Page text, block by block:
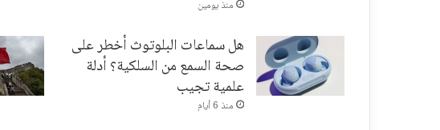
منذ يومين
هل سماعات البلوتوث أخطر على
صحة السمع من السلكية؟ أدلة
علمية تجيب
منذ 6 أيام